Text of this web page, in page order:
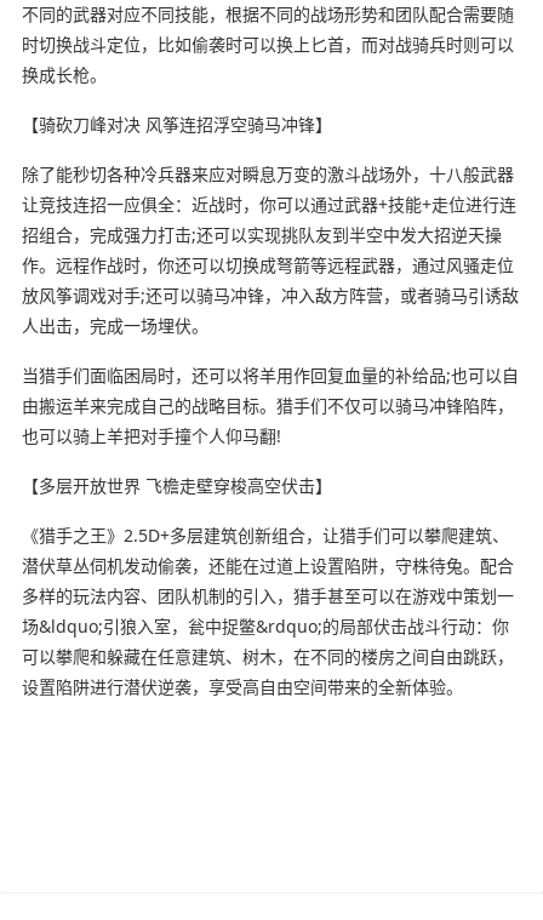
不同的武器对应不同技能，根据不同的战场形势和团队配合需要随
时切换战斗定位，比如偷袭时可以换上匕首，而对战骑兵时则可以
换成长枪。
【骑砍刀峰对决 风筝连招浮空骑马冲锋】
除了能秒切各种冷兵器来应对瞬息万变的激斗战场外，十八般武器
让竞技连招一应俱全：近战时，你可以通过武器+技能+走位进行连
招组合，完成强力打击;还可以实现挑队友到半空中发大招逆天操
作。远程作战时，你还可以切换成弩箭等远程武器，通过风骚走位
放风筝调戏对手;还可以骑马冲锋，冲入敌方阵营，或者骑马引诱敌
人出击，完成一场埋伏。
当猎手们面临困局时，还可以将羊用作回复血量的补给品;也可以自
由搬运羊来完成自己的战略目标。猎手们不仅可以骑马冲锋陷阵，
也可以骑上羊把对手撞个人仰马翻!
【多层开放世界 飞檐走壁穿梭高空伏击】
《猎手之王》2.5D+多层建筑创新组合，让猎手们可以攀爬建筑、
潜伏草丛伺机发动偷袭，还能在过道上设置陷阱，守株待兔。配合
多样的玩法内容、团队机制的引入，猎手甚至可以在游戏中策划一
场&ldquo;引狼入室，瓮中捉鳖&rdquo;的局部伏击战斗行动：你
可以攀爬和躲藏在任意建筑、树木，在不同的楼房之间自由跳跃，
设置陷阱进行潜伏逆袭，享受高自由空间带来的全新体验。